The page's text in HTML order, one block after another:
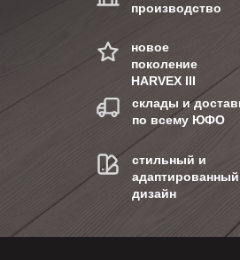
склады и
по всему ЮФО
стильный и
дизайн
новое
поколение
HARVEX III
производство